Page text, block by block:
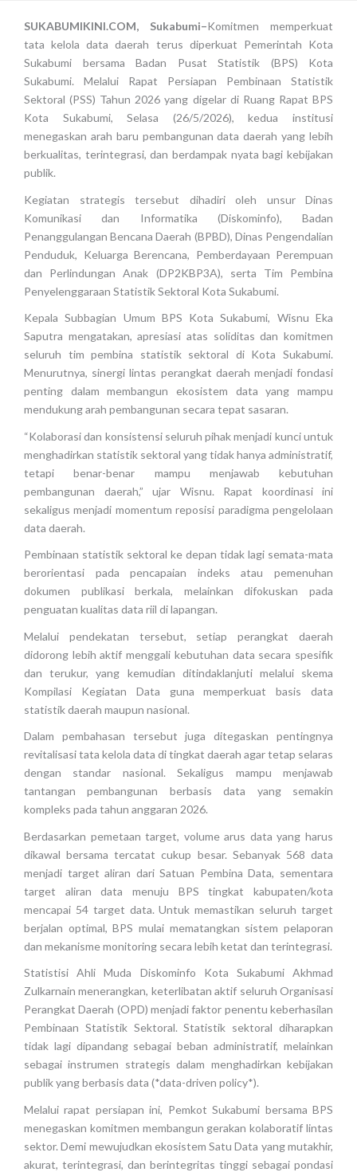
SUKABUMIKINI.COM, Sukabumi–Komitmen memperkuat
tata kelola data daerah terus diperkuat Pemerintah Kota
Sukabumi bersama Badan Pusat Statistik (BPS) Kota
Sukabumi. Melalui Rapat Persiapan Pembinaan Statistik
Sektoral (PSS) Tahun 2026 yang digelar di Ruang Rapat BPS
Kota Sukabumi, Selasa (26/5/2026), kedua institusi
menegaskan arah baru pembangunan data daerah yang lebih
berkualitas, terintegrasi, dan berdampak nyata bagi kebijakan
publik.
Kegiatan strategis tersebut dihadiri oleh unsur Dinas
Komunikasi dan Informatika (Diskominfo), Badan
Penanggulangan Bencana Daerah (BPBD), Dinas Pengendalian
Penduduk, Keluarga Berencana, Pemberdayaan Perempuan
dan Perlindungan Anak (DP2KBP3A), serta Tim Pembina
Penyelenggaraan Statistik Sektoral Kota Sukabumi.
Kepala Subbagian Umum BPS Kota Sukabumi, Wisnu Eka
Saputra mengatakan, apresiasi atas soliditas dan komitmen
seluruh tim pembina statistik sektoral di Kota Sukabumi.
Menurutnya, sinergi lintas perangkat daerah menjadi fondasi
penting dalam membangun ekosistem data yang mampu
mendukung arah pembangunan secara tepat sasaran.
“Kolaborasi dan konsistensi seluruh pihak menjadi kunci untuk
menghadirkan statistik sektoral yang tidak hanya administratif,
tetapi benar-benar mampu menjawab kebutuhan
pembangunan daerah,” ujar Wisnu. Rapat koordinasi ini
sekaligus menjadi momentum reposisi paradigma pengelolaan
data daerah.
Pembinaan statistik sektoral ke depan tidak lagi semata-mata
berorientasi pada pencapaian indeks atau pemenuhan
dokumen publikasi berkala, melainkan difokuskan pada
penguatan kualitas data riil di lapangan.
Melalui pendekatan tersebut, setiap perangkat daerah
didorong lebih aktif menggali kebutuhan data secara spesifik
dan terukur, yang kemudian ditindaklanjuti melalui skema
Kompilasi Kegiatan Data guna memperkuat basis data
statistik daerah maupun nasional.
Dalam pembahasan tersebut juga ditegaskan pentingnya
revitalisasi tata kelola data di tingkat daerah agar tetap selaras
dengan standar nasional. Sekaligus mampu menjawab
tantangan pembangunan berbasis data yang semakin
kompleks pada tahun anggaran 2026.
Berdasarkan pemetaan target, volume arus data yang harus
dikawal bersama tercatat cukup besar. Sebanyak 568 data
menjadi target aliran dari Satuan Pembina Data, sementara
target aliran data menuju BPS tingkat kabupaten/kota
mencapai 54 target data. Untuk memastikan seluruh target
berjalan optimal, BPS mulai mematangkan sistem pelaporan
dan mekanisme monitoring secara lebih ketat dan terintegrasi.
Statistisi Ahli Muda Diskominfo Kota Sukabumi Akhmad
Zulkarnain menerangkan, keterlibatan aktif seluruh Organisasi
Perangkat Daerah (OPD) menjadi faktor penentu keberhasilan
Pembinaan Statistik Sektoral. Statistik sektoral diharapkan
tidak lagi dipandang sebagai beban administratif, melainkan
sebagai instrumen strategis dalam menghadirkan kebijakan
publik yang berbasis data (*data-driven policy*).
Melalui rapat persiapan ini, Pemkot Sukabumi bersama BPS
menegaskan komitmen membangun gerakan kolaboratif lintas
sektor. Demi mewujudkan ekosistem Satu Data yang mutakhir,
akurat, terintegrasi, dan berintegritas tinggi sebagai pondasi